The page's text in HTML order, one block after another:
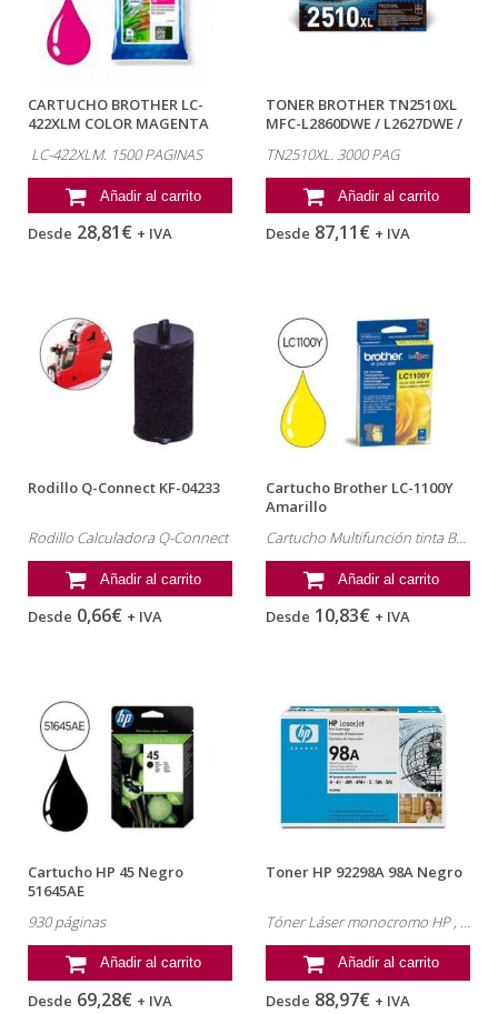
CARTUCHO BROTHER LC-
422XLM COLOR MAGENTA
LC-422XLM. 1500 PAGINAS
Añadir al carrito
Desde 28,81€ + IVA
TONER BROTHER TN2510XL
MFC-L2860DWE / L2627DWE /
TN2510XL. 3000 PAG
Añadir al carrito
Desde 87,11€ + IVA
Rodillo Q-Connect KF-04233
Rodillo Calculadora Q-Connect
Añadir al carrito
Desde 0,66€ + IVA
Cartucho Brother LC-1100Y
Amarillo
Cartucho Multifunción tinta Brother , referencia: LC-1100Y
Añadir al carrito
Desde 10,83€ + IVA
Cartucho HP 45 Negro
51645AE
930 páginas
Añadir al carrito
Desde 69,28€ + IVA
Toner HP 92298A 98A Negro
Tóner Láser monocromo HP , referencia: 92298A
Añadir al carrito
Desde 88,97€ + IVA